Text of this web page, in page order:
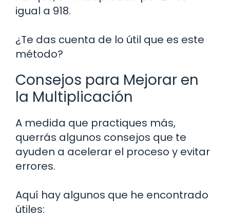
igual a 918.
¿Te das cuenta de lo útil que es este
método?
Consejos para Mejorar en
la Multiplicación
A medida que practiques más,
querrás algunos consejos que te
ayuden a acelerar el proceso y evitar
errores.
Aquí hay algunos que he encontrado
útiles: